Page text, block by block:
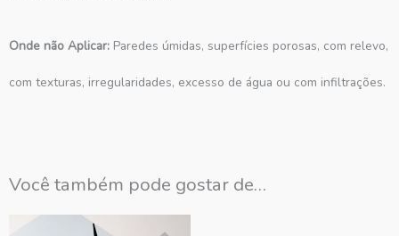
Onde não Aplicar: Paredes úmidas, superfícies porosas, com relevo,
com texturas, irregularidades, excesso de água ou com infiltrações.
Você também pode gostar de…